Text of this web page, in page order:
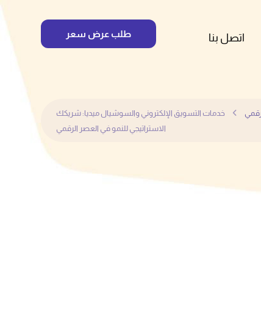
اتصل بنا طلب عرض سعر
خدمات التسويق الإلكتروني والسوشيال ميديا: شريكك
الاستراتيجي للنمو في العصر الرقمي